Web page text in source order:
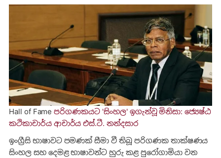
Hall of Fame පරිගණකයට 'සිංහල' ඉගැන්වූ මිනිසා: ජ්‍යෙෂ්ඨ
කථිකාචාර්ය ආචාර්ය එස්.ටී. නන්දසාර
ඉංග්‍රීසි භාෂාවට පමණක් සීමා වී තිබූ පරිගණක තාක්ෂණය
සිංහල සහ දෙමළ භාෂාවන්ට හුරු කළ පුරෝගාමියා වන